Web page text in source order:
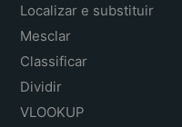
Localizar e substituir
Mesclar
Classificar
Dividir
VLOOKUP